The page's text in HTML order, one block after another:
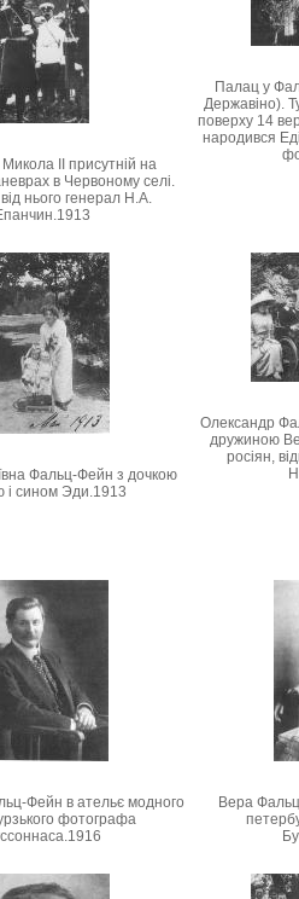
Микола II присутній на
в Червоному селі.
нього генерал Н.А.
Палац у
Державіно).
поверху 14
народився
Фальц-Фейн з дочкою
і сином Эди.1913
Олександр
дружиною
росіян,
Фейн в ательє модного
фотографа
Вера